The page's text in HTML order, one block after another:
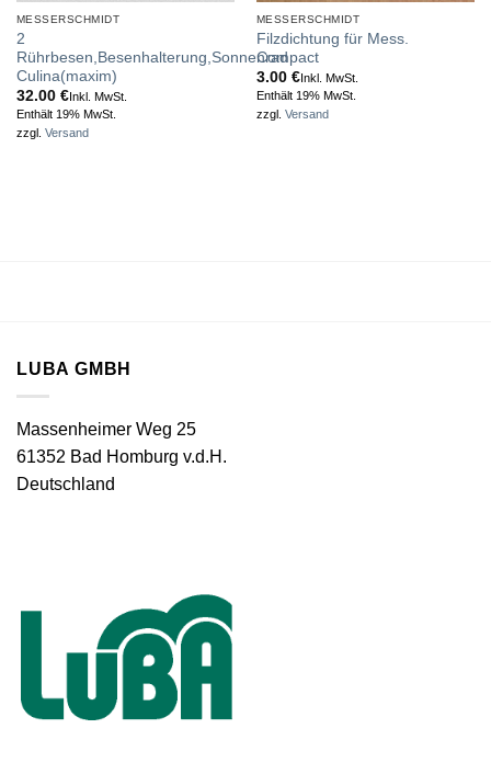
MESSERSCHMIDT
2
Rührbesen,Besenhalterung,Sonnenrad
Culina(maxim)
32.00 €Inkl. MwSt.
Enthält 19% MwSt.
zzgl. Versand
MESSERSCHMIDT
Filzdichtung für Mess.
Compact
3.00 €Inkl. MwSt.
Enthält 19% MwSt.
zzgl. Versand
LUBA GMBH
Massenheimer Weg 25
61352 Bad Homburg v.d.H.
Deutschland